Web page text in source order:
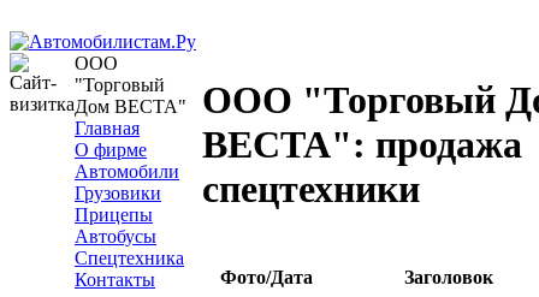
ООО
"Торговый
Дом ВЕСТА"
Главная
О фирме
Автомобили
Грузовики
Прицепы
Автобусы
Спецтехника
Контакты
ООО "Торговый
ВЕСТА": продажа
спецтехники
Фото/Дата Заголовок